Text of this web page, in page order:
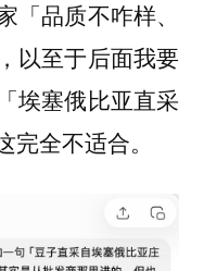
「品质不咋样、
以至于后面我要
埃塞俄比亚直采
全不适合。